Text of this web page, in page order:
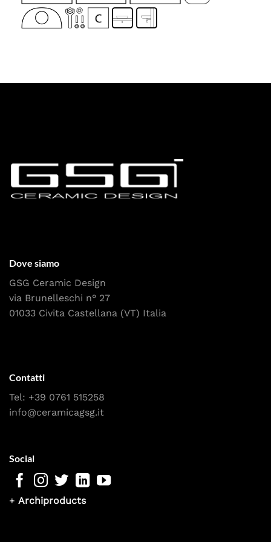
Dove siamo
GSG Ceramic Design
via Brunelleschi n° 27
01033 Civita Castellana (VT) Italia
Contatti
Tel: +39 0761 515258
info@ceramicagsg.it
Social
+ Archiproducts